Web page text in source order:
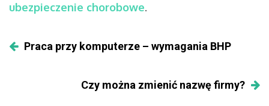
ubezpieczenie chorobowe.
Praca przy komputerze – wymagania BHP
Czy można zmienić nazwę firmy?